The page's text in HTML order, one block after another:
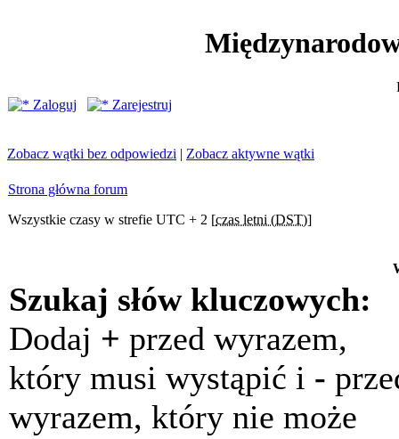
Zaloguj
Zarejestruj
Zobacz wątki bez odpowiedzi | Zobacz aktywne wątki
Strona główna forum
Wszystkie czasy w strefie UTC + 2 [czas letni (DST)]
Szukaj słów kluczowych:
Dodaj + przed wyrazem,
który musi wystąpić i -
wyrazem, który nie może